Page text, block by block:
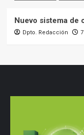
Nuevo sistema de
Dpto. Redacción